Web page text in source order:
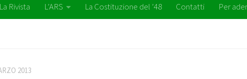
La Rivista L’ARS La Costituzione del ’48 Contatti Per
2013